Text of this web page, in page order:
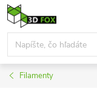
Prejsť
na
obsah
Filamenty